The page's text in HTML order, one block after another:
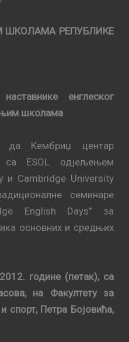
РЕПУБЛИКЕ
енглеског
школама
да Кембриџ центар
ESOL одјељењем
и Cambridge University
семинаре
English Days” за
основних и средњих
године (петак), са
на Факултету за
спорт, Петра Бојовића,